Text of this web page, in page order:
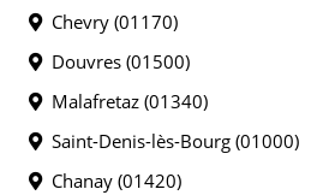
Chevry (01170)
Douvres (01500)
Malafretaz (01340)
Saint-Denis-lès-Bourg (01000)
Chanay (01420)